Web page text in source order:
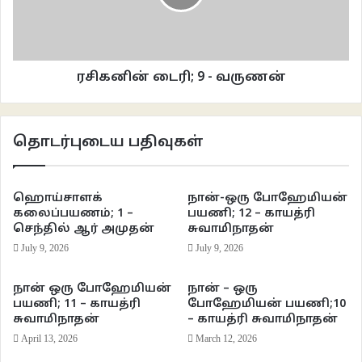
போலந்தின் திரைப் படக்கல்லூரியில் இரண்டு வருடங்கள் முயற்சி செய்த பின்
மூன்றாவது வருடம் அவருக்கு இடம் கிடைத்தது. திரைப்படக் கல்லூரியில் சேரும்
எப்படியாவது தவிர்க்க வேண்டும் என்று அவர் ஒரு வருடம் ஓவியம் படித்தார்.
ஓவிய ஆசிரியராக வேண்டும் என்று சுற்றி இருப்பவர்களை நம்ப வைப்பதற்காக
கடும் முயற்சி செய்வது போல நடந்துகொண்டார். ராணுவ நேர்காணலின் போது
முடியும்?’ என்று கேட்ட போது, ‘நான் எதையும் செய்ய விரும்பவில்லை. என்
எதிர்காலம் பற்றி எனக்கு யாதொரு திட்டமும் இல்லை’ என்று சோர்வுடன் பதில்
சொன்னார்.
ரசிகனின் டைரி; 9 - வருணன்
தொடர்புடைய பதிவுகள்
ஹொய்சாளக்
கலைப்பயணம்; 1 –
செந்தில் ஆர் அமுதன்
July 9, 2026
நான்-ஒரு போஹேமியன்
பயணி; 12 – காயத்ரி
சுவாமிநாதன்
July 9, 2026
நான் ஒரு போஹேமியன்
பயணி; 11 – காயத்ரி
சுவாமிநாதன்
April 13, 2026
நான் – ஒரு
போஹேமியன் பயணி;10
– காயத்ரி சுவாமிநாதன்
March 12, 2026